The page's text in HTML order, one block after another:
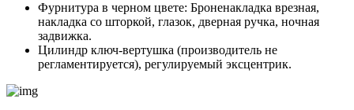
Фурнитура в черном цвете: Броненакладка врезная,
накладка со шторкой, глазок, дверная ручка, ночная
задвижка.
Цилиндр ключ-вертушка (производитель не
регламентируется), регулируемый эксцентрик.